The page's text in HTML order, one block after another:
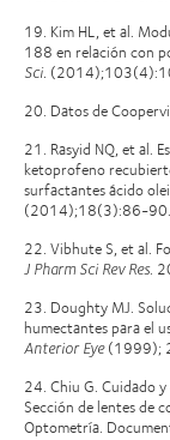
19. Kim HL, et al.
188 en relación con
Sci.
20. Datos de
21. Rasyid NQ, et al.
ketoprofeno
surfactantes ácido
(2014);18(3):86-90.
22. Vibhute S, et al.
J Pharm Sci Rev Res.
23. Doughty MJ.
humectantes para el
Anterior Eye(1999);
24. Chiu G. Cuidado
Sección de lentes de
Optometría.